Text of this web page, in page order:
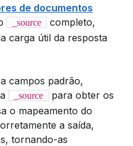
de documentos
_source
completo,
carga útil da resposta
campos padrão,
_source
para obter os
o mapeamento do
a saída,
tornando-as